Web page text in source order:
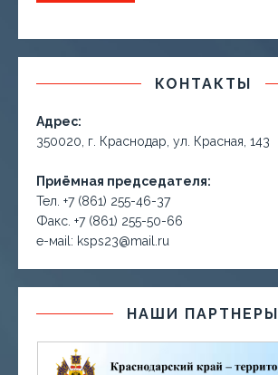
КОНТАКТЫ
Адрес:
350020, г. Краснодар, ул. Красная, 143
Приёмная председателя:
Тел. +7 (861) 255-46-37
Факс. +7 (861) 255-50-66
е-маil: ksps23@mail.ru
НАШИ ПАРТНЕРЫ